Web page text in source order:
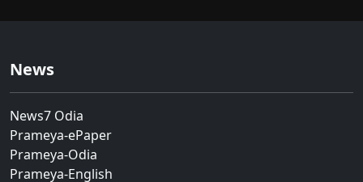
News
News7 Odia
Prameya-ePaper
Prameya-Odia
Prameya-English